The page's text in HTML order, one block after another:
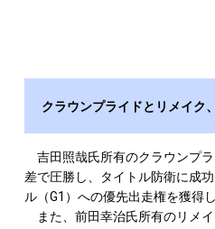
クラウンプライドとリメイク
吉田照哉氏所有のクラウンプ
差で圧勝し、タイトル防衛に成
ル（G1）への優先出走権を獲得し
また、前田幸治氏所有のリメ